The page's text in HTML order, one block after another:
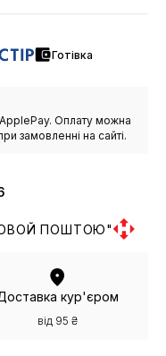
Готівка
Оплату можна
замовленні на сайті.
ПОШТОЮ"
кур'єром
від 95 ₴